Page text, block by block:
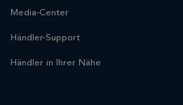
Media-Center
Händler-Support
Händler in Ihrer Nähe